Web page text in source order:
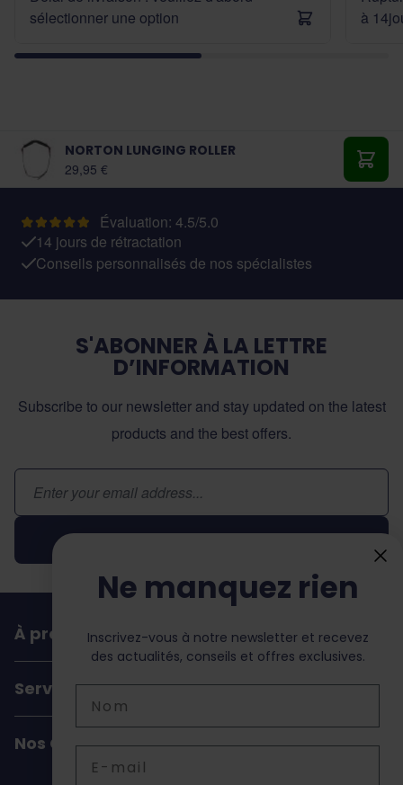
sélectionner une option
à
NORTON LUNGING ROLLER
29,95 €
Évaluation: 4.5/5.0
14 jours de rétractation
Conseils personnalisés de nos spécialistes
S'ABONNER À LA LETTRE
D’INFORMATION
Subscribe to our newsletter and stay updated on the latest
products and the best offers.
Adresse email
Inscription
À propos de dochorse
Service Client
Nos Coordonnées
Ne manquez rien
Inscrivez-vous à notre newsletter et recevez
des actualités, conseils et offres exclusives.